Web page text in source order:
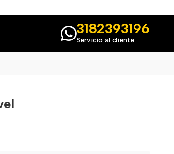
3182393196
Servicio al cliente